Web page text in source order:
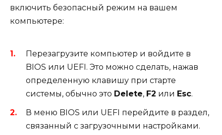
включить безопасный режим на вашем
компьютере:
Перезагрузите компьютер и войдите в
BIOS или UEFI. Это можно сделать, нажав
определенную клавишу при старте
системы, обычно это Delete, F2 или Esc.
В меню BIOS или UEFI перейдите в раздел,
связанный с загрузочными настройками.